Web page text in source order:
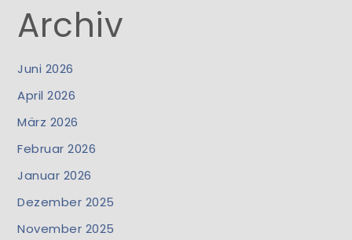
Archiv
Juni 2026
April 2026
März 2026
Februar 2026
Januar 2026
Dezember 2025
November 2025